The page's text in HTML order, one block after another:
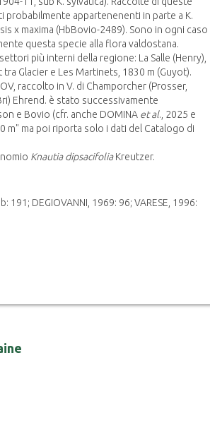
appartenenenti in parte a K.
x maxima (HbBovio-2489). Sono in ogni caso
questa specie alla flora valdostana.
più interni della regione: La Salle (Henry),
Glacier e Les Martinets, 1830 m (Guyot).
raccolto in V. di Champorcher (Prosser,
Ehrend. è stato successivamente
e Bovio (cfr. anche DOMINA et al., 2025 e
m" ma poi riporta solo i dati del Catalogo di
Knautia dipsacifoliaKreutzer.
191; DEGIOVANNI, 1969: 96; VARESE, 1996: